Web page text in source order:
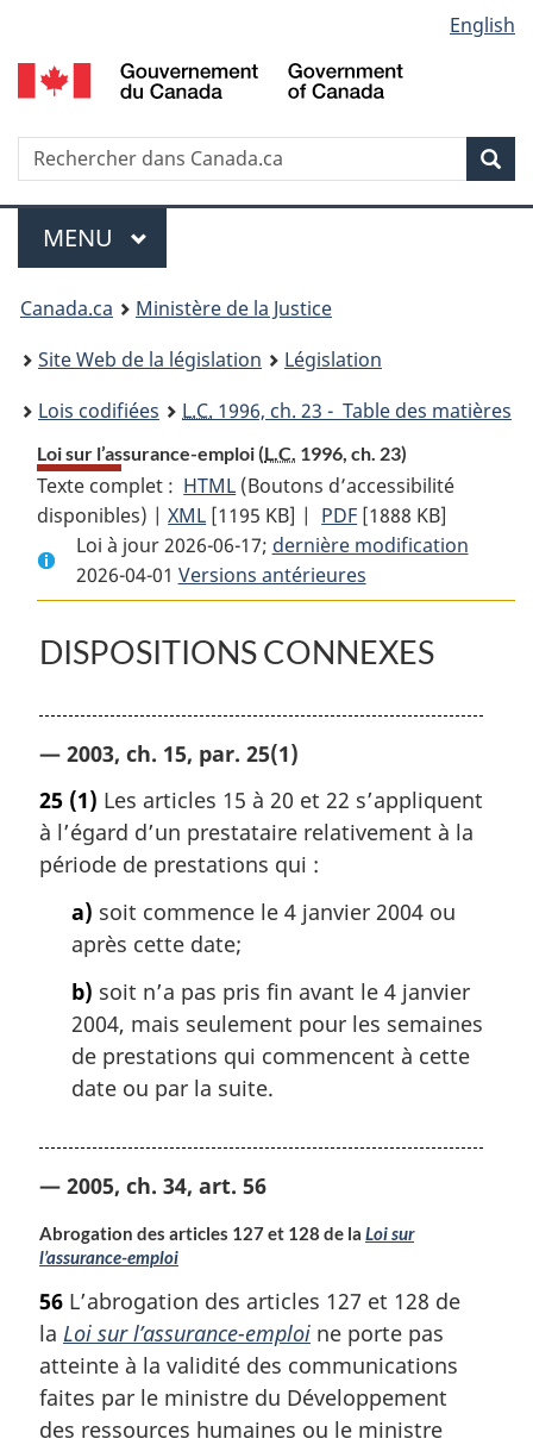
au
contenu
propos
de
la
HTML
simplifiée
selection
English
Recherche
Menu
MENU PRINCIPAL
You
are
here:
Canada.ca
Ministère de la Justice
Site Web de la législation
Législation
Lois codifiées
L.C. 1996, ch. 23 - Table des matières
Loi sur l’assurance-emploi (L.C. 1996, ch. 23)
Texte complet : HTML Texte
complet
:
Loi
sur
l’assurance-
emploi
(Boutons d’accessibilité
disponibles) |XML Texte
complet
:
Loi
sur
l’assurance-
[1195 KB] | PDF Texte
complet
:
Loi
sur
l’assurance-
[1888 KB]
Loi à jour 2026-06-17; dernière modification
2026-04-01 Versions antérieures
DISPOSITIONS CONNEXES
— 2003, ch. 15, par. 25(1)
25 (1) Les articles 15 à 20 et 22 s’appliquent
à l’égard d’un prestataire relativement à la
période de prestations qui :
a) soit commence le 4 janvier 2004 ou
après cette date;
b) soit n’a pas pris fin avant le 4 janvier
2004, mais seulement pour les semaines
de prestations qui commencent à cette
date ou par la suite.
— 2005, ch. 34, art. 56
Abrogation des articles 127 et 128 de la Loi sur
l’assurance-emploi
56 L’abrogation des articles 127 et 128 de
la Loi sur l’assurance-emploi ne porte pas
atteinte à la validité des communications
faites par le ministre du Développement
des ressources humaines ou le ministre